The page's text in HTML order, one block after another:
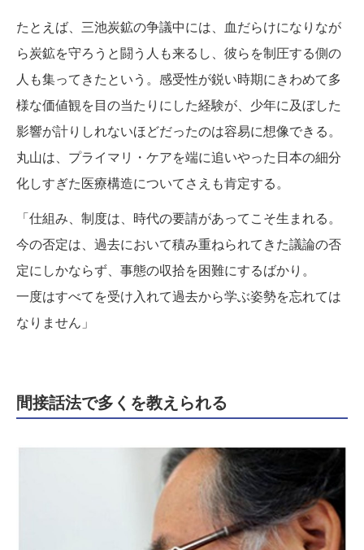
たとえば、三池炭鉱の争議中には、血だらけになりなが
ら炭鉱を守ろうと闘う人も来るし、彼らを制圧する側の
人も集ってきたという。感受性が鋭い時期にきわめて多
様な価値観を目の当たりにした経験が、少年に及ぼした
影響が計りしれないほどだったのは容易に想像できる。
丸山は、プライマリ・ケアを端に追いやった日本の細分
化しすぎた医療構造についてさえも肯定する。
「仕組み、制度は、時代の要請があってこそ生まれる。
今の否定は、過去において積み重ねられてきた議論の否
定にしかならず、事態の収拾を困難にするばかり。
一度はすべてを受け入れて過去から学ぶ姿勢を忘れては
なりません」
間接話法で多くを教えられる